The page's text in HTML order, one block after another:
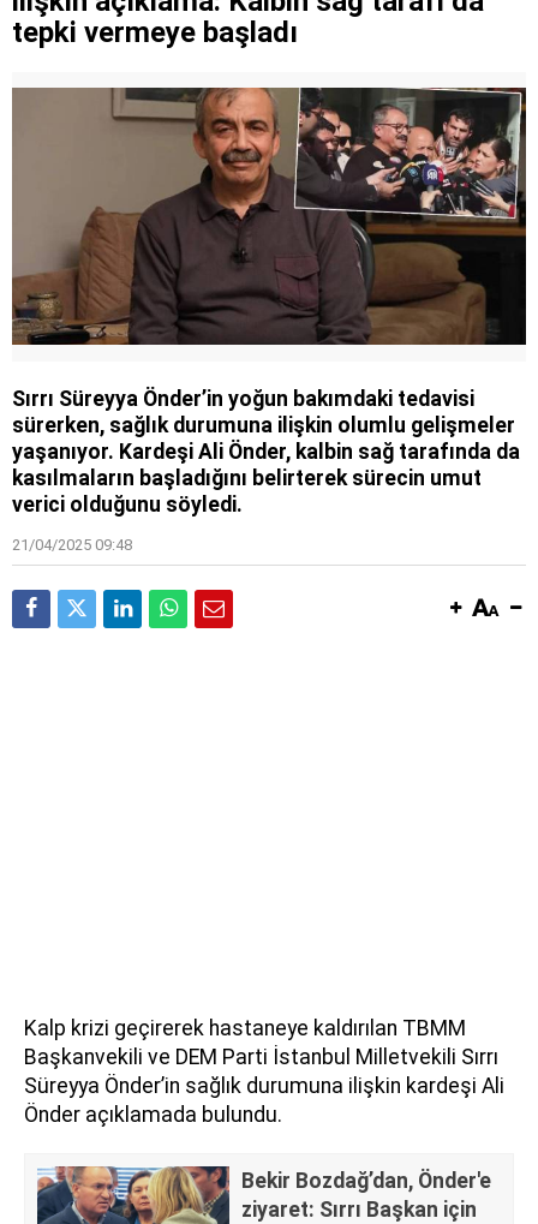
tepki vermeye başladı
Sırrı Süreyya Önder’in yoğun bakımdaki tedavisi
sürerken, sağlık durumuna ilişkin olumlu gelişmeler
yaşanıyor. Kardeşi Ali Önder, kalbin sağ tarafında da
kasılmaların başladığını belirterek sürecin umut
verici olduğunu söyledi.
21/04/2025 09:48
Kalp krizi geçirerek hastaneye kaldırılan TBMM
Başkanvekili ve DEM Parti İstanbul Milletvekili Sırrı
Süreyya Önder’in sağlık durumuna ilişkin kardeşi Ali
Önder açıklamada bulundu.
Bekir Bozdağ’dan, Önder'e
ziyaret: Sırrı Başkan için